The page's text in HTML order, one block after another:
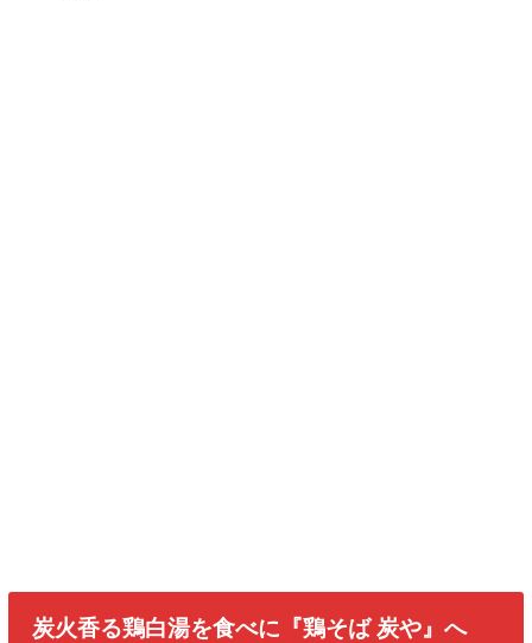
炭火香る鶏白湯を食べに『鶏そば 炭や』へ